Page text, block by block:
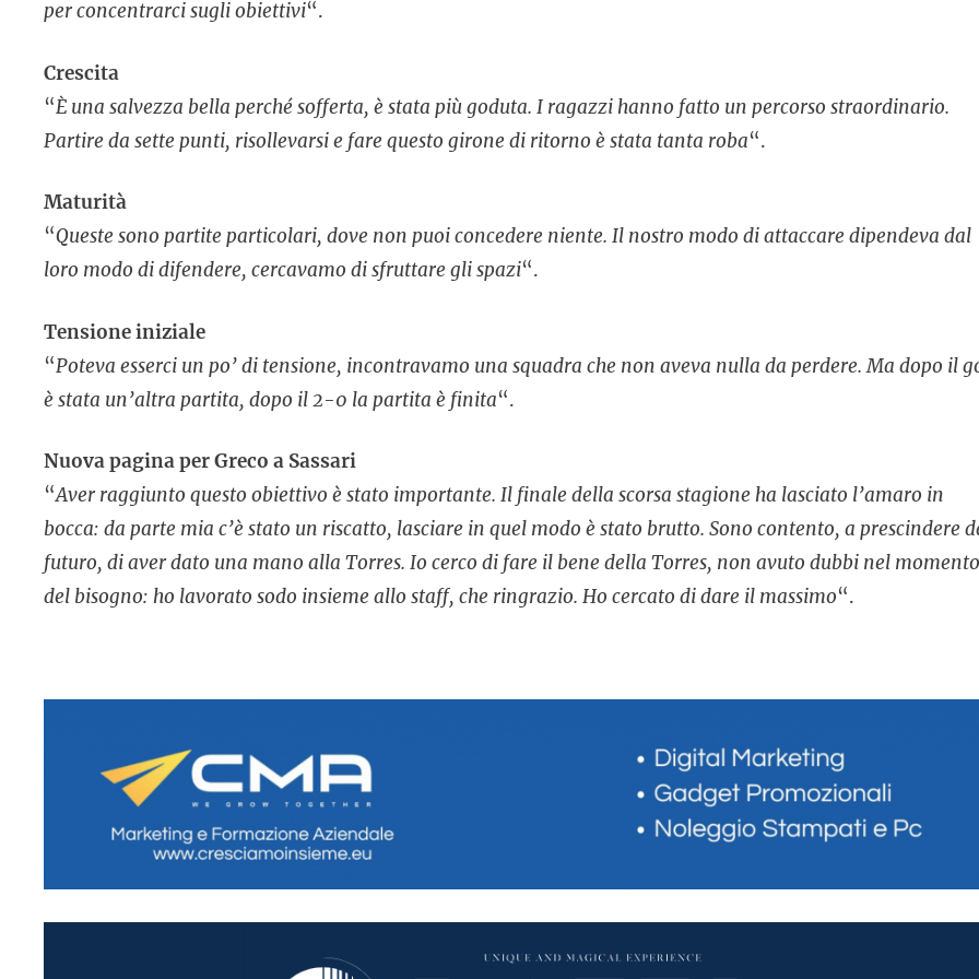
per concentrarci sugli obiettivi“.
Crescita
“È una salvezza bella perché sofferta, è stata più goduta. I ragazzi hanno fatto un percorso straordinario.
Partire da sette punti, risollevarsi e fare questo girone di ritorno è stata tanta roba“.
Maturità
“Queste sono partite particolari, dove non puoi concedere niente. Il nostro modo di attaccare dipendeva dal
loro modo di difendere, cercavamo di sfruttare gli spazi“.
Tensione iniziale
“Poteva esserci un po’ di tensione, incontravamo una squadra che non aveva nulla da perdere. Ma dopo il
è stata un’altra partita, dopo il 2-0 la partita è finita“.
Nuova pagina per Greco a Sassari
“Aver raggiunto questo obiettivo è stato importante. Il finale della scorsa stagione ha lasciato l’amaro in
bocca: da parte mia c’è stato un riscatto, lasciare in quel modo è stato brutto. Sono contento, a prescindere
futuro, di aver dato una mano alla Torres. Io cerco di fare il bene della Torres, non avuto dubbi nel momento
del bisogno: ho lavorato sodo insieme allo staff, che ringrazio. Ho cercato di dare il massimo“.